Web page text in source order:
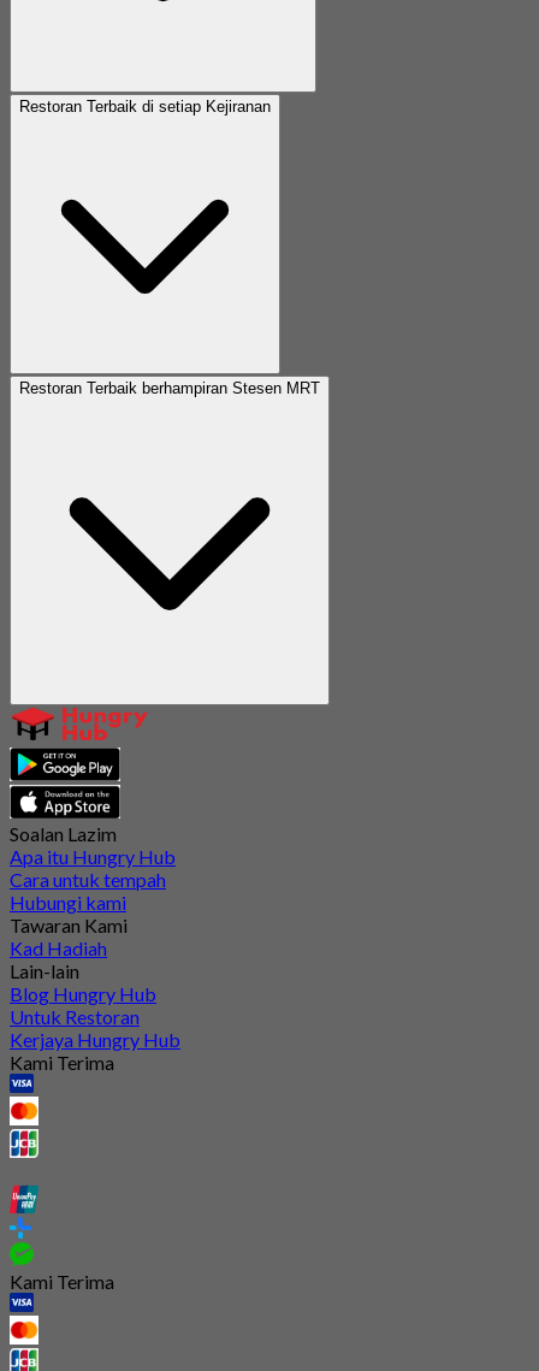
Restoran Terbaik di setiap Kejiranan
Restoran Terbaik berhampiran Stesen MRT
Soalan Lazim
Apa itu Hungry Hub
Cara untuk tempah
Hubungi kami
Tawaran Kami
Kad Hadiah
Lain-lain
Blog Hungry Hub
Untuk Restoran
Kerjaya Hungry Hub
Kami Terima
Kami Terima